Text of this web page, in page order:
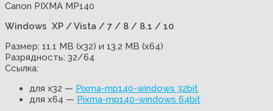
Canon PIXMA MP140
Windows XP / Vista / 7 / 8 / 8.1 / 10
Размер: 11.1 MB (x32) и 13.2 MB (x64)
Разрядность: 32/64
Ссылка:
для x32 — Pixma-mp140-windows 32bit
для x64 — Pixma-mp140-windows 64bit